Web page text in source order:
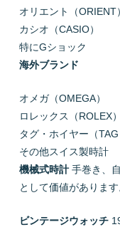
オリエント（ORIENT）
カシオ（CASIO）
特にGショック
海外ブランド
オメガ（OMEGA）
ロレックス（ROLEX）
タグ・ホイヤー（TAG
その他スイス製時計
機械式時計手巻き、
として価値があります
ビンテージウォッチ